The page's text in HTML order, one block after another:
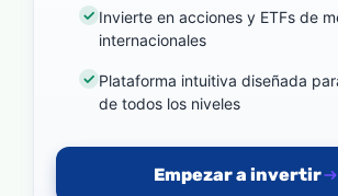
Invierte en acciones y ETFs de
internacionales
Plataforma intuitiva diseñada
de todos los niveles
Empezar a invertir